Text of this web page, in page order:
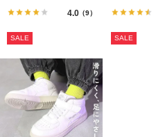
4.0（9）
SALE SALE